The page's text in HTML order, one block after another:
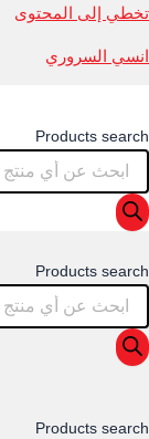
تخطي إلى المحتوى
انسي السروري
Products search
Products search
Products search